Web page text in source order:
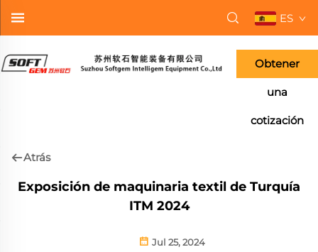
ES
Obtener
una
cotización
Atrás
Exposición de maquinaria textil de Turquía
ITM 2024
Jul 25, 2024